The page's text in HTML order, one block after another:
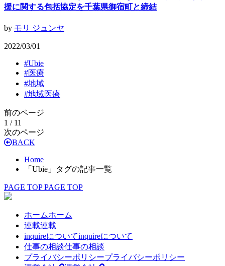
援に関する包括協定を千葉県御宿町と締結
by モリ ジュンヤ
2022/03/01
#Ubie
#医療
#地域
#地域医療
前のページ
1 / 11
次のページ
BACK
Home
「Ubie」タグの記事一覧
PAGE TOP PAGE TOP
ホームホーム
連載連載
inquireについてinquireについて
仕事の相談仕事の相談
プライバシーポリシープライバシーポリシー